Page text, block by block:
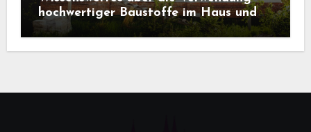
hochwertiger Baustoffe im Haus und
beim Hausbau